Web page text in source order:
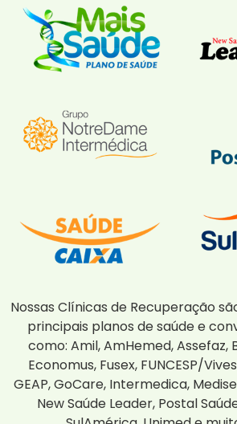
Nossas Clínicas de Recuperação
principais planos de saúde e
como: Amil, AmHemed, Assefaz,
Economus, Fusex, FUNCESP/
GEAP, GoCare, Intermedica,
New Saúde Leader, Postal